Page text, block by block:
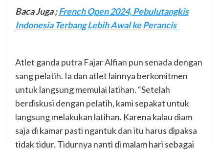
Baca Juga ; French Open 2024, Pebulutangkis
Indonesia Terbang Lebih Awal ke Perancis
Atlet ganda putra Fajar Alfian pun senada dengan
sang pelatih. Ia dan atlet lainnya berkomitmen
untuk langsung memulai latihan. “Setelah
berdiskusi dengan pelatih, kami sepakat untuk
langsung melakukan latihan. Karena kalau diam
saja di kamar pasti ngantuk dan itu harus dipaksa
tidak tidur. Tidurnya nanti di malam hari sebagai